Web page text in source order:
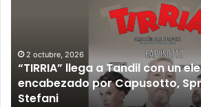
2 octubre, 2026
“TIRRIA” llega a Tandil con un
encabezado por Capusotto,
Stefani